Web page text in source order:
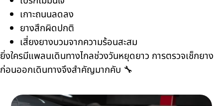
เกาะถนนลดลง
ยางสึกผิดปกติ
เสี่ยงยางบวมจากความร้อนสะสม
ยิ่งใครมีแพลนเดินทางไกลช่วงวันหยุดยาว การตรวจเช็กยาง
ก่อนออกเดินทางจึงสำคัญมากคับ 🔧